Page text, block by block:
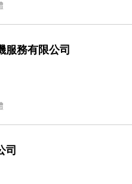
服務有限公司
司